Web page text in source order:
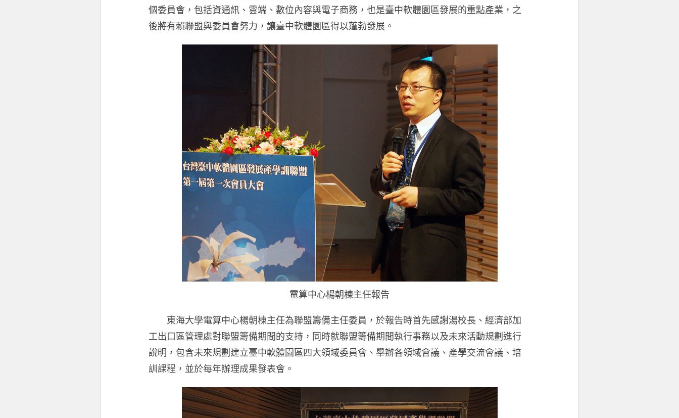
個委員會，包括資通訊、雲端、數位內容與電子商務，也是臺中軟體園區發展的重點產業，之
後將有賴聯盟與委員會努力，讓臺中軟體園區得以蓬勃發展。
電算中心楊朝棟主任報告
東海大學電算中心楊朝棟主任為聯盟籌備主任委員，於報告時首先感謝湯校長、經濟部加
工出口區管理處對聯盟籌備期間的支持，同時就聯盟籌備期間執行事務以及未來活動規劃進行
說明，包含未來規劃建立臺中軟體園區四大領域委員會、舉辦各領域會議、產學交流會議、培
訓課程，並於每年辦理成果發表會。